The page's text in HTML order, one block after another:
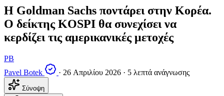
Η Goldman Sachs ποντάρει στην Κορέα.
Ο δείκτης KOSPI θα συνεχίσει να
κερδίζει τις αμερικανικές μετοχές
PB
Pavel Botek
· 26 Απριλίου 2026 · 5 λεπτά ανάγνωσης
Σύνοψη